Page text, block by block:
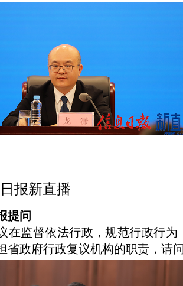
报新直播
提问
在监督依法行政，规范行政行
省政府行政复议机构的职责，请